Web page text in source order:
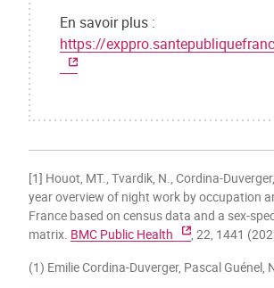
En savoir plus :
https://
[1] Houot, MT., Tvardik, N., Cordina-
year overview of night work by occupation
France based on census data and a sex-
matrix. BMC Public Health
, 22, 1441
(1) Emilie Cordina-Duverger, Pascal Guénel,